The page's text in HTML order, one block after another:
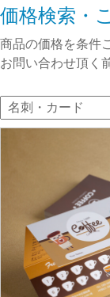
価格検索・
商品の価格を条件
お問い合わせ頂く